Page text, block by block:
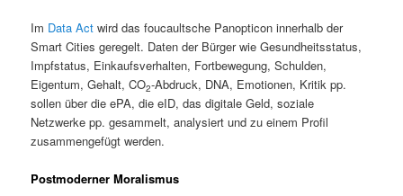
Im Data Actwird das foucaultsche Panopticon innerhalb der
Smart Cities geregelt. Daten der Bürger wie Gesundheitsstatus,
Impfstatus, Einkaufsverhalten, Fortbewegung, Schulden,
Eigentum, Gehalt, CO2-Abdruck, DNA, Emotionen, Kritik pp.
sollen über die ePA, die eID, das digitale Geld, soziale
Netzwerke pp. gesammelt, analysiert und zu einem Profil
zusammengefügt werden.
Postmoderner Moralismus